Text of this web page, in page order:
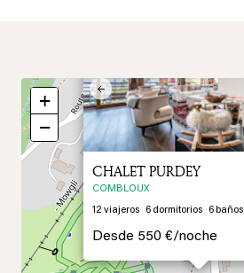
Previous
CHALET PURDEY
COMBLOUX
12viajeros 6 dormitorios 6baños
Desde 550 €/noche
+
−